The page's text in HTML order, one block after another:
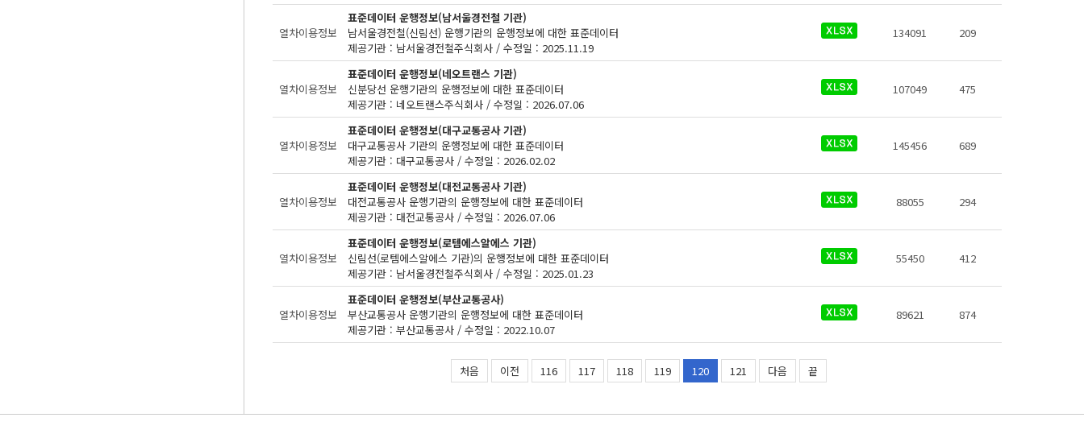
열차이용정보
표준데이터 운행정보(남서울경전철 기관)
남서울경전철(신림선) 운행기관의 운행정보에 대한 표준데이터
제공기관 : 남서울경전철주식회사 / 수정일 : 2025.11.19
134091 209
열차이용정보
표준데이터 운행정보(네오트랜스 기관)
신분당선 운행기관의 운행정보에 대한 표준데이터
제공기관 : 네오트랜스주식회사 / 수정일 : 2026.07.06
107049 475
열차이용정보
표준데이터 운행정보(대구교통공사 기관)
대구교통공사 기관의 운행정보에 대한 표준데이터
제공기관 : 대구교통공사 / 수정일 : 2026.02.02
145456 689
열차이용정보
표준데이터 운행정보(대전교통공사 기관)
대전교통공사 운행기관의 운행정보에 대한 표준데이터
제공기관 : 대전교통공사 / 수정일 : 2026.07.06
88055 294
열차이용정보
표준데이터 운행정보(로템에스알에스 기관)
신림선(로템에스알에스 기관)의 운행정보에 대한 표준데이터
제공기관 : 남서울경전철주식회사 / 수정일 : 2025.01.23
55450 412
열차이용정보
표준데이터 운행정보(부산교통공사)
부산교통공사 운행기관의 운행정보에 대한 표준데이터
제공기관 : 부산교통공사 / 수정일 : 2022.10.07
89621 874
처음 이전 116 117 118 119 120 121 다음 끝